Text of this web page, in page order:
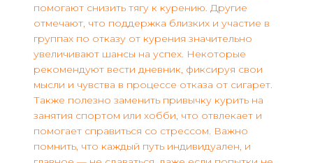
помогают снизить тягу к курению. Другие
отмечают, что поддержка близких и участие в
группах по отказу от курения значительно
увеличивают шансы на успех. Некоторые
рекомендуют вести дневник, фиксируя свои
мысли и чувства в процессе отказа от сигарет.
Также полезно заменить привычку курить на
занятия спортом или хобби, что отвлекает и
помогает справиться со стрессом. Важно
помнить, что каждый путь индивидуален, и